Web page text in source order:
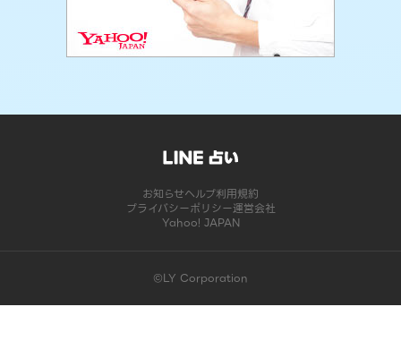
お知らせヘルプ利用規約
プライバシーポリシー運営会社
Yahoo! JAPAN
©LY Corporation
このコンテンツは掲載が終了しました | LINE占い